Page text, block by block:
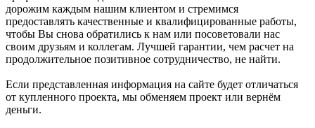
дорожим каждым нашим клиентом и стремимся
предоставлять качественные и квалифицированные работы,
чтобы Вы снова обратились к нам или посоветовали нас
своим друзьям и коллегам. Лучшей гарантии, чем расчет на
продолжительное позитивное сотрудничество, не найти.
Если представленная информация на сайте будет отличаться
от купленного проекта, мы обменяем проект или вернём
деньги.